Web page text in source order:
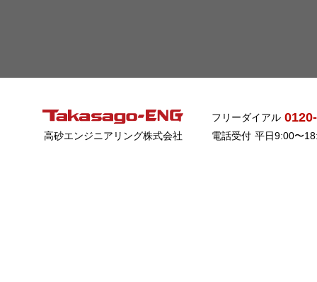
高砂エンジニアリング株式会社
フリーダイアル
電話受付 平日9:00〜